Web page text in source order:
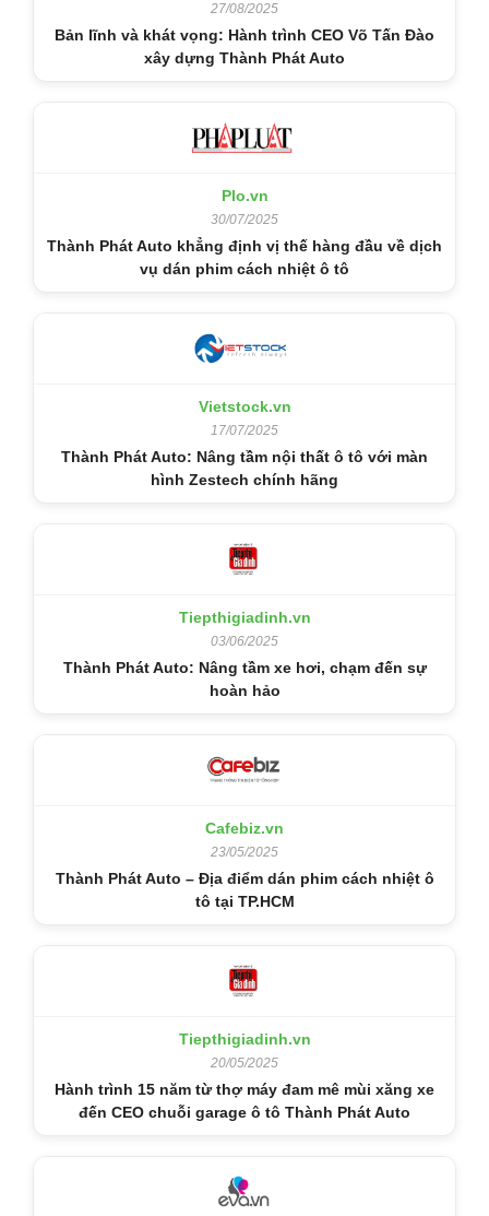
27/08/2025
Bản lĩnh và khát vọng: Hành trình CEO Võ Tấn Đào
xây dựng Thành Phát Auto
Plo.vn
30/07/2025
Thành Phát Auto khẳng định vị thế hàng đầu về dịch
vụ dán phim cách nhiệt ô tô
Vietstock.vn
17/07/2025
Thành Phát Auto: Nâng tầm nội thất ô tô với màn
hình Zestech chính hãng
Tiepthigiadinh.vn
03/06/2025
Thành Phát Auto: Nâng tầm xe hơi, chạm đến sự
hoàn hảo
Cafebiz.vn
23/05/2025
Thành Phát Auto – Địa điểm dán phim cách nhiệt ô
tô tại TP.HCM
Tiepthigiadinh.vn
20/05/2025
Hành trình 15 năm từ thợ máy đam mê mùi xăng xe
đến CEO chuỗi garage ô tô Thành Phát Auto